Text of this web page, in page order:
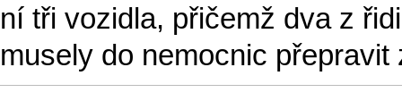
ní tři vozidla, přičemž dva z
musely do nemocnic